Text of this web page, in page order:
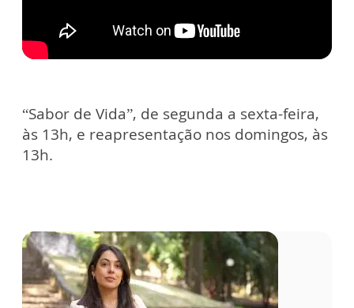
“Sabor de Vida”, de segunda a sexta-feira,
às 13h, e reapresentação nos domingos, às
13h.